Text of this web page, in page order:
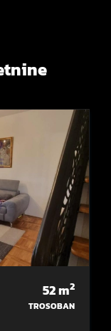
52m2
TROSOBAN